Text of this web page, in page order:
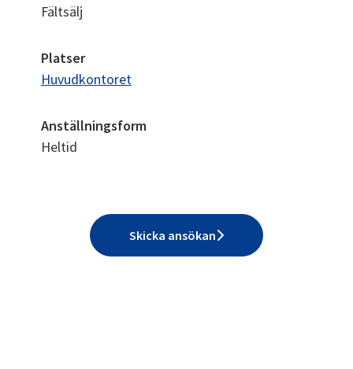
Fältsälj
Platser
Huvudkontoret
Anställningsform
Heltid
Skicka ansökan